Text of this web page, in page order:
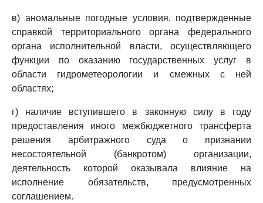
в) аномальные погодные условия, подтвержденные
справкой территориального органа федерального
органа исполнительной власти, осуществляющего
функции по оказанию государственных услуг в
области гидрометеорологии и смежных с ней
областях;
г) наличие вступившего в законную силу в году
предоставления иного межбюджетного трансферта
решения арбитражного суда о признании
несостоятельной (банкротом) организации,
деятельность которой оказывала влияние на
исполнение обязательств, предусмотренных
соглашением.